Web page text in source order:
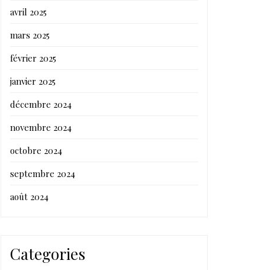
avril 2025
mars 2025
février 2025
janvier 2025
décembre 2024
novembre 2024
octobre 2024
septembre 2024
août 2024
Categories